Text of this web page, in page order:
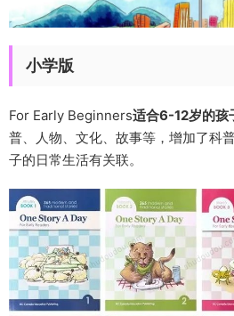
小学版
For Early Beginners适合6-12岁的孩
普、人物、文化、故事等，增加了科
子的日常生活有关联。